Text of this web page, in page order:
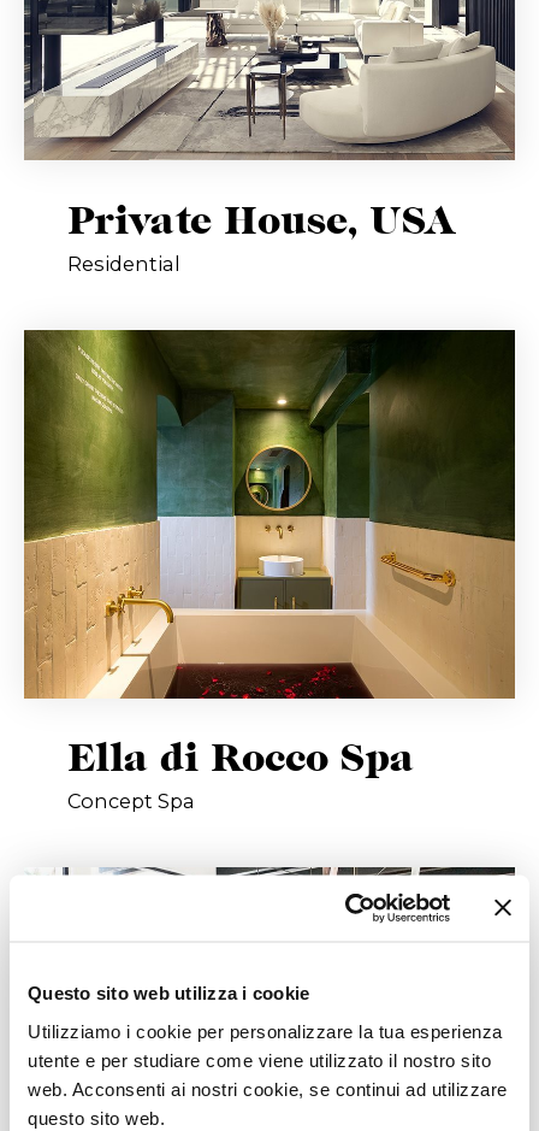
Questo sito web utilizza i cookie
Utilizziamo i cookie per personalizzare la tua esperienza
utente e per studiare come viene utilizzato il nostro sito
web. Acconsenti ai nostri cookie, se continui ad utilizzare
questo sito web.
Private House, USA
Residential
Ella di Rocco Spa
Concept Spa